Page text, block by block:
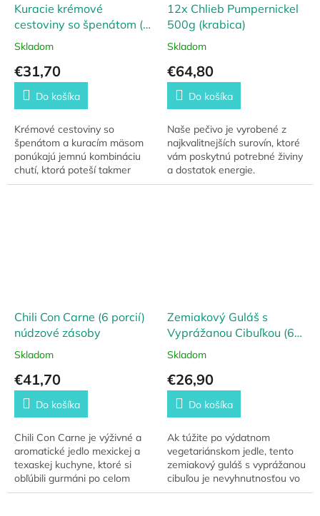
Kuracie krémové
cestoviny so špenátom (5
porcií) núdzové zásoby
Skladom
€31,70
Do košíka
Krémové cestoviny so
špenátom a kuracím mäsom
ponúkajú jemnú kombináciu
chutí, ktorá poteší takmer
každého gurmána. Základ
12x Chlieb Pumpernickel
500g (krabica)
Skladom
€64,80
Do košíka
Naše pečivo je vyrobené z
najkvalitnejších surovín, ktoré
vám poskytnú potrebné živiny
a dostatok energie.
Pumpernikel obsahuje vysoký
Chili Con Carne (6 porcií)
núdzové zásoby
Skladom
€41,70
Do košíka
Chili Con Carne je výživné a
aromatické jedlo mexickej a
texaskej kuchyne, ktoré si
obľúbili gurmáni po celom
svete. Obsahuje všetko, čo
Zemiakový Guláš s
Vyprážanou Cibuľkou (6
porcií) Emergency Food
Skladom
€26,90
Do košíka
Ak túžite po výdatnom
vegetariánskom jedle, tento
zemiakový guláš s vyprážanou
cibuľou je nevyhnutnosťou vo
vašom balíčku alebo taške.